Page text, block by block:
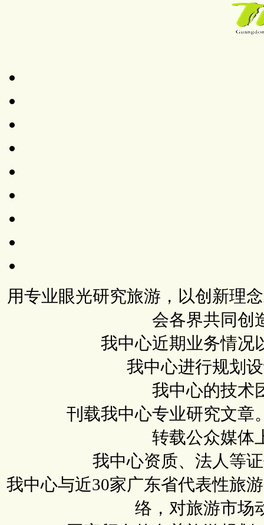
用专业眼光研究旅游，以创新理
会各界共同创
我中心近期业务情况
我中心进行规划
我中心的技术
刊载我中心专业研究文章
转载公众媒体
我中心资质、法人等
我中心与近30家广东省代表性旅
络，对旅游市场